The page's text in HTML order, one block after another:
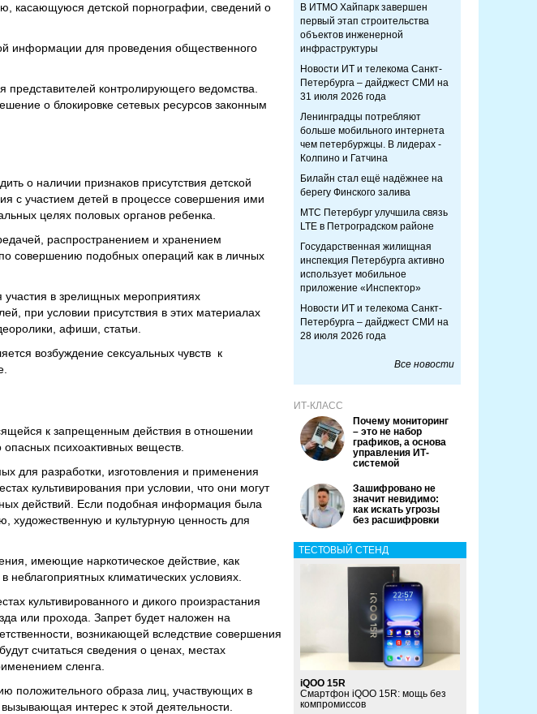
касающуюся детской порнографии, сведений о
информации для проведения общественного
представителей контролирующего ведомства.
о блокировке сетевых ресурсов законным
о наличии признаков присутствия детской
с участием детей в процессе совершения ими
целях половых органов ребенка.
распространением и хранением
совершению подобных операций как в личных
в зрелищных мероприятиях
при условии присутствия в этих материалах
афиши, статьи.
возбуждение сексуальных чувств ‎ к
к запрещенным действия в отношении
психоактивных веществ.
для разработки, изготовления и применения
культивирования при условии, что они могут
действий. Если подобная информация была
художественную и культурную ценность для
имеющие наркотическое действие, как
неблагоприятных климатических условиях.
культивированного и дикого произрастания
или прохода. Запрет будет наложен на
возникающей вследствие совершения
считаться сведения о ценах, местах
сленга.
положительного образа лиц, участвующих в
интерес к этой деятельности.
В ИТМО Хайпарк завершен
первый этап строительства
объектов инженерной
инфраструктуры
Новости ИТ и телекома Санкт-
Петербурга – дайджест СМИ на
31 июля 2026 года
Ленинградцы потребляют
больше мобильного интернета
чем петербуржцы. В лидерах -
Колпино и Гатчина
Билайн стал ещё надёжнее на
берегу Финского залива
МТС Петербург улучшила связь
LTE в Петроградском районе
Государственная жилищная
инспекция Петербурга активно
использует мобильное
приложение «Инспектор»
Новости ИТ и телекома Санкт-
Петербурга – дайджест СМИ на
28 июля 2026 года
Все новости
ИТ-КЛАСС
Почему мониторинг
– это не набор
графиков, а основа
управления ИТ-
системой
Зашифровано не
значит невидимо:
как искать угрозы
без расшифровки
ТЕСТОВЫЙ СТЕНД
iQOO 15R
Смартфон iQOO 15R: мощь без
компромиссов